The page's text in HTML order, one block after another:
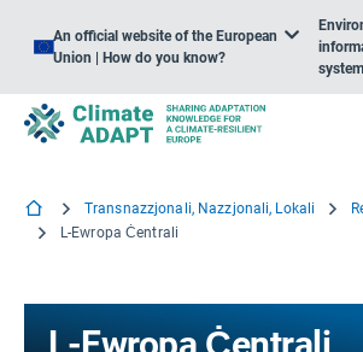
An official website of the European
Union | How do you know?
Transnazzjonali, Nazzjonali, Lokali
L-Ewropa Ċentrali